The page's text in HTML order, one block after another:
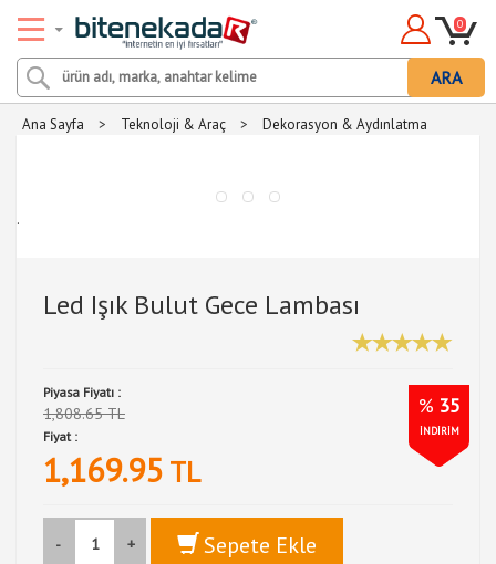
ARA
0
Ana Sayfa > Teknoloji & Araç > Dekorasyon & Aydınlatma
.
Led Işık Bulut Gece Lambası
Piyasa Fiyatı :
1,808.65 TL % 35
İNDİRİM
Fiyat :
1,169.95 TL
- + Sepete Ekle